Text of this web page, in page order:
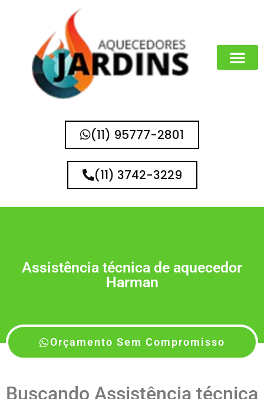
(11) 95777-2801
(11) 3742-3229
Assistência técnica de aquecedor
Harman
Orçamento Sem Compromisso
Buscando Assistência técnica